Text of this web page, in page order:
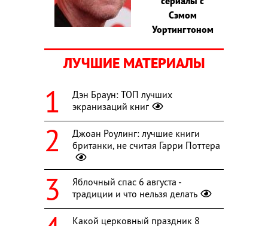
Сэмом
Уортингтоном
ЛУЧШИЕ МАТЕРИАЛЫ
Дэн Браун: ТОП лучших
экранизаций книг
Джоан Роулинг: лучшие книги
британки, не считая Гарри Поттера
Яблочный спас 6 августа -
традиции и что нельзя делать
Какой церковный праздник 8